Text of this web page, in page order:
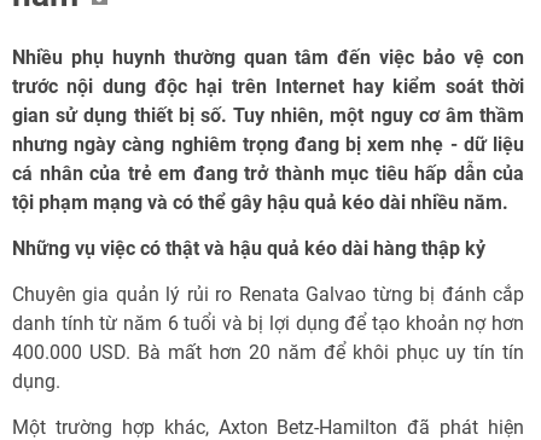
Nhiều phụ huynh thường quan tâm đến việc bảo vệ con
trước nội dung độc hại trên Internet hay kiểm soát thời
gian sử dụng thiết bị số. Tuy nhiên, một nguy cơ âm thầm
nhưng ngày càng nghiêm trọng đang bị xem nhẹ - dữ liệu
cá nhân của trẻ em đang trở thành mục tiêu hấp dẫn của
tội phạm mạng và có thể gây hậu quả kéo dài nhiều năm.
Những vụ việc có thật và hậu quả kéo dài hàng thập kỷ
Chuyên gia quản lý rủi ro Renata Galvao từng bị đánh cắp
danh tính từ năm 6 tuổi và bị lợi dụng để tạo khoản nợ hơn
400.000 USD. Bà mất hơn 20 năm để khôi phục uy tín tín
dụng.
Một trường hợp khác, Axton Betz-Hamilton đã phát hiện